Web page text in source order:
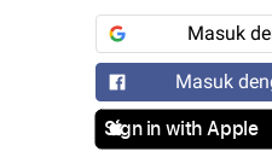
Masuk
Masuk
Sign in with Apple